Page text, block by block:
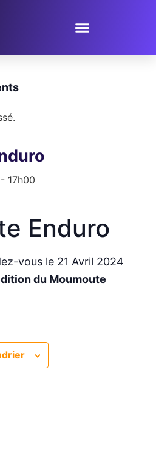
- 17h00
Enduro
vous le 21 Avril 2024
du Moumoute